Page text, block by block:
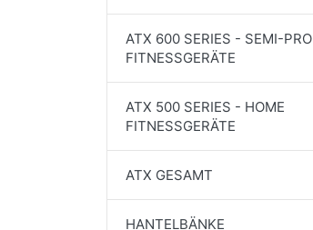
ATX 600 SERIES - SEMI-PRO
FITNESSGERÄTE
ATX 500 SERIES - HOME
FITNESSGERÄTE
ATX GESAMT
HANTELBÄNKE